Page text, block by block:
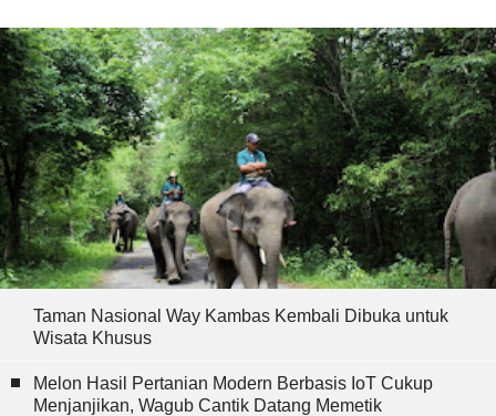
Taman Nasional Way Kambas Kembali Dibuka untuk
Wisata Khusus
Melon Hasil Pertanian Modern Berbasis IoT Cukup
Menjanjikan, Wagub Cantik Datang Memetik